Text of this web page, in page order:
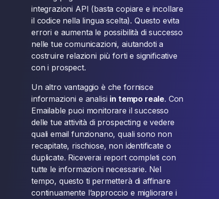
integrazioni API (basta copiare e incollare
il codice nella lingua scelta). Questo evita
errori e aumenta le possibilità di successo
nelle tue comunicazioni, aiutandoti a
costruire relazioni più forti e significative
con i prospect.
Un altro vantaggio è che fornisce
informazioni e analisi in tempo reale. Con
Emailable puoi monitorare il successo
delle tue attività di prospecting e vedere
quali email funzionano, quali sono non
recapitate, rischiose, non identificate o
duplicate. Riceverai report completi con
tutte le informazioni necessarie. Nel
tempo, questo ti permetterà di affinare
continuamente l’approccio e migliorare i